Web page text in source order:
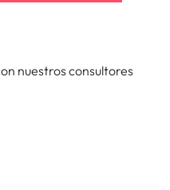
nuestros consultores